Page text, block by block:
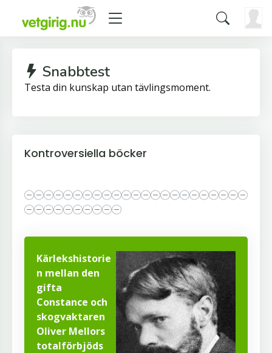
Snabbtest
Testa din kunskap utan tävlingsmoment.
Kontroversiella böcker
Kärlekshistorie
n mellan den
gifta
Constance och
skogvaktaren
Oliver Mellors
totalförbjöds